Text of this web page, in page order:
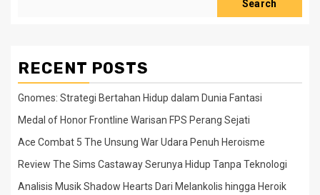
Search
RECENT POSTS
Gnomes: Strategi Bertahan Hidup dalam Dunia Fantasi
Medal of Honor Frontline Warisan FPS Perang Sejati
Ace Combat 5 The Unsung War Udara Penuh Heroisme
Review The Sims Castaway Serunya Hidup Tanpa Teknologi
Analisis Musik Shadow Hearts Dari Melankolis hingga Heroik